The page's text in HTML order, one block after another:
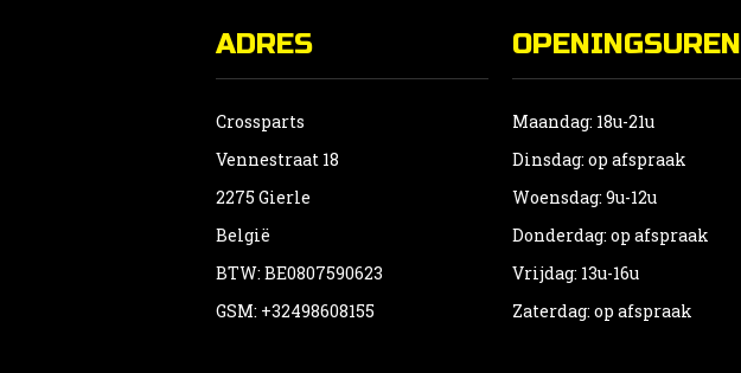
ADRES
Crossparts
Vennestraat 18
2275 Gierle
België
BTW: BE0807590623
GSM: +32498608155
OPENINGSUREN
Maandag: 18u-21u
Dinsdag: op afspraak
Woensdag: 9u-12u
Donderdag: op afspraak
Vrijdag: 13u-16u
Zaterdag: op afspraak